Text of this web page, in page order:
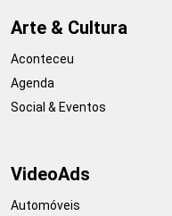
Arte & Cultura
Aconteceu
Agenda
Social & Eventos
VideoAds
Automóveis